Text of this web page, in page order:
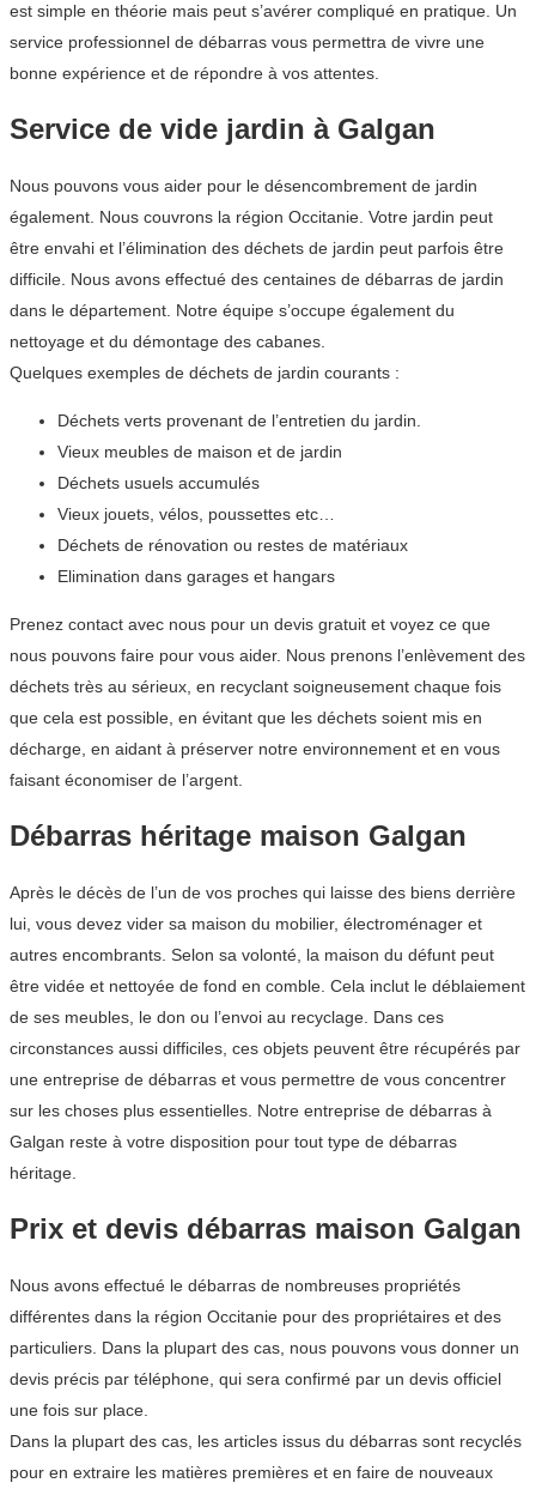
est simple en théorie mais peut s’avérer compliqué en pratique. Un
service professionnel de débarras vous permettra de vivre une
bonne expérience et de répondre à vos attentes.
Service de vide jardin à Galgan
Nous pouvons vous aider pour le désencombrement de jardin
également. Nous couvrons la région Occitanie. Votre jardin peut
être envahi et l’élimination des déchets de jardin peut parfois être
difficile. Nous avons effectué des centaines de débarras de jardin
dans le département. Notre équipe s’occupe également du
nettoyage et du démontage des cabanes.
Quelques exemples de déchets de jardin courants :
Déchets verts provenant de l’entretien du jardin.
Vieux meubles de maison et de jardin
Déchets usuels accumulés
Vieux jouets, vélos, poussettes etc…
Déchets de rénovation ou restes de matériaux
Elimination dans garages et hangars
Prenez contact avec nous pour un devis gratuit et voyez ce que
nous pouvons faire pour vous aider. Nous prenons l’enlèvement des
déchets très au sérieux, en recyclant soigneusement chaque fois
que cela est possible, en évitant que les déchets soient mis en
décharge, en aidant à préserver notre environnement et en vous
faisant économiser de l’argent.
Débarras héritage maison Galgan
Après le décès de l’un de vos proches qui laisse des biens derrière
lui, vous devez vider sa maison du mobilier, électroménager et
autres encombrants. Selon sa volonté, la maison du défunt peut
être vidée et nettoyée de fond en comble. Cela inclut le déblaiement
de ses meubles, le don ou l’envoi au recyclage. Dans ces
circonstances aussi difficiles, ces objets peuvent être récupérés par
une entreprise de débarras et vous permettre de vous concentrer
sur les choses plus essentielles. Notre entreprise de débarras à
Galgan reste à votre disposition pour tout type de débarras
héritage.
Prix et devis débarras maison Galgan
Nous avons effectué le débarras de nombreuses propriétés
différentes dans la région Occitanie pour des propriétaires et des
particuliers. Dans la plupart des cas, nous pouvons vous donner un
devis précis par téléphone, qui sera confirmé par un devis officiel
une fois sur place.
Dans la plupart des cas, les articles issus du débarras sont recyclés
pour en extraire les matières premières et en faire de nouveaux